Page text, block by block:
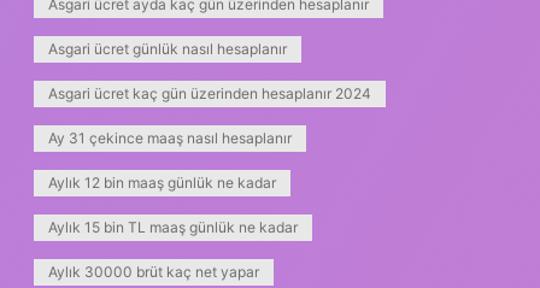
Asgari ücret ayda kaç gün üzerinden hesaplanır
Asgari ücret günlük nasıl hesaplanır
Asgari ücret kaç gün üzerinden hesaplanır 2024
Ay 31 çekince maaş nasıl hesaplanır
Aylık 12 bin maaş günlük ne kadar
Aylık 15 bin TL maaş günlük ne kadar
Aylık 30000 brüt kaç net yapar